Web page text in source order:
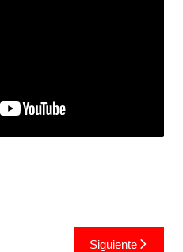
Siguiente